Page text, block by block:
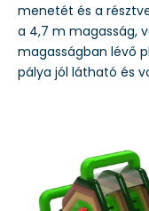
menetét és a
a 4,7 m magasság,
magasságban lévő
pálya jól látható és